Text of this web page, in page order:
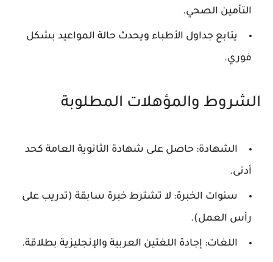
التأمين الصحي.
يتابع جداول الأطباء ويحدث حالة المواعيد بشكل
فوري.
الشروط والمؤهلات المطلوبة
الشهادة: حاصل على شهادة الثانوية العامة كحد
أدنى.
سنوات الخبرة: لا تشترط خبرة سابقة (تدريب على
رأس العمل).
اللغات: إجادة اللغتين العربية والإنجليزية بطلاقة.